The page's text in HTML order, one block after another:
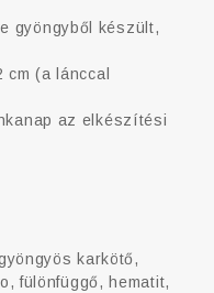
gyöngyből készült,
(a lánccal
az elkészítési
karkötő,
fülönfüggő, hematit,